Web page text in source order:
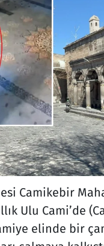
Camikebir
Ulu Cami’de
elinde bir